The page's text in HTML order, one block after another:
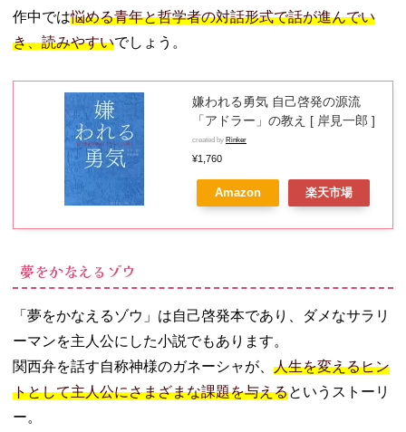
る高校数学
05. 一生に一度は
− 脳がめざ
める「教
養」
− １日１ペ
教養365
ちばんやさ
しい 教養の
教科書
− 本当の自
由を手に入
作中では悩める青年と哲学者の対話形式で話が進んでい
き、読みやすいでしょう。
嫌われる勇気 自己啓発の源流
「アドラー」の教え [ 岸見一郎 ]
created by Rinker
¥1,760
Amazon 楽天市場
夢をかなえるゾウ
「夢をかなえるゾウ」は自己啓発本であり、ダメなサラリ
ーマンを主人公にした小説でもあります。
関西弁を話す自称神様のガネーシャが、 人生を変えるヒン
トとして主人公にさまざまな課題を与えるというストーリ
ー。